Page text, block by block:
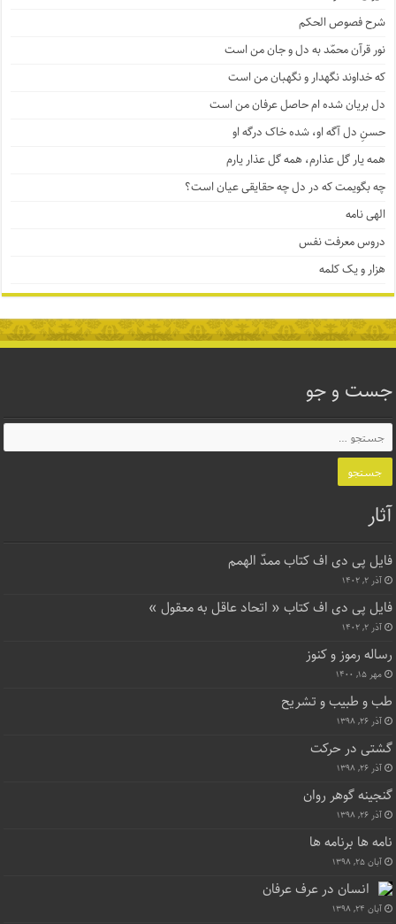
شرح فصوص الحکم
نور قرآن محمّد به دل و جان من است
که خداوند نگهدار و نگهبان من است
دل بریان شده ام حاصل عرفان من است
حسنِ دل آگه او، شده خاک درگه او
همه یار گل عذارم، همه گل عذار یارم
چه بگویمت که در دل چه حقایقی عیان است؟
الهی نامه
دروس معرفت نفس
هزار و یک کلمه
جست و جو
آثار
فایل پی دی اف کتاب ممدّ الهمم
آذر ۲, ۱۴۰۲
فایل پی دی اف کتاب « اتحاد عاقل به معقول »
آذر ۲, ۱۴۰۲
رساله رموز و کنوز
مهر ۱۵, ۱۴۰۰
طب و طبیب و تشریح
آذر ۲۶, ۱۳۹۸
گشتی در حرکت
آذر ۲۶, ۱۳۹۸
گنجینه گوهر روان
آذر ۲۶, ۱۳۹۸
نامه ها برنامه ها
آبان ۲۵, ۱۳۹۸
انسان در عرف عرفان
آبان ۲۴, ۱۳۹۸